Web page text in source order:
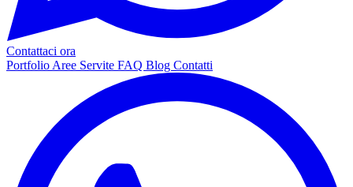
Contattaci ora
Portfolio Aree Servite FAQ Blog Contatti